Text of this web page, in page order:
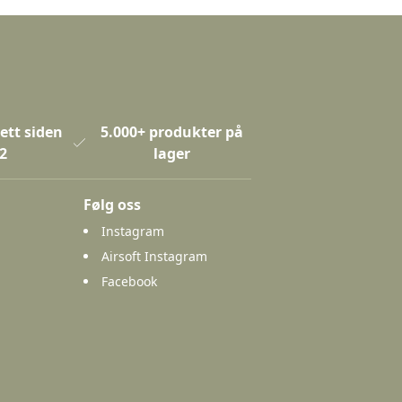
siden
5.000+ produkter på
lager
Følg oss
Instagram
Airsoft Instagram
Facebook